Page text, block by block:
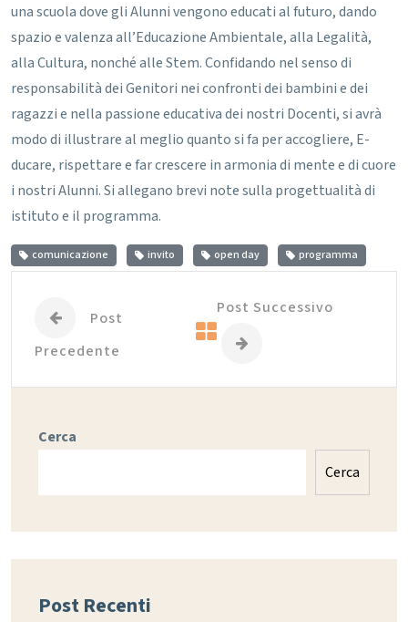
una scuola dove gli Alunni vengono educati al futuro, dando
spazio e valenza all’Educazione Ambientale, alla Legalità,
alla Cultura, nonché alle Stem.Confidando nel senso di
responsabilità dei Genitori nei confronti dei bambini e dei
ragazzi e nella passione educativa dei nostri Docenti, si avrà
modo di illustrare al meglio quanto si fa per accogliere, E-
ducare, rispettare e far crescere in armonia di mente e di cuore
i nostri Alunni.Si allegano brevi note sulla progettualità di
istituto e il programma.
comunicazione invito open day programma
Post
Precedente
Post Successivo
Cerca
Cerca
Post Recenti